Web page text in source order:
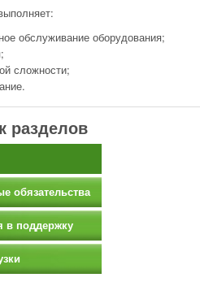
обслуживание оборудования;
сложности;
разделов
обязательства
в поддержку